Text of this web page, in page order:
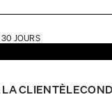
JOURS
LA CLIENTÈLE